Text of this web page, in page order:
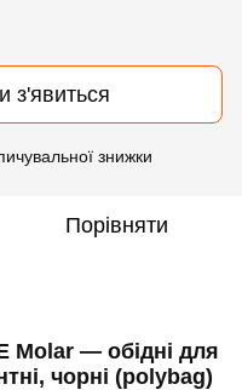
з'явиться
знижки
Порівняти
Molar — обідні для
чорні (polybag)